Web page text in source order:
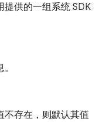
提供的一组系统 SDK
不存在，则默认其值